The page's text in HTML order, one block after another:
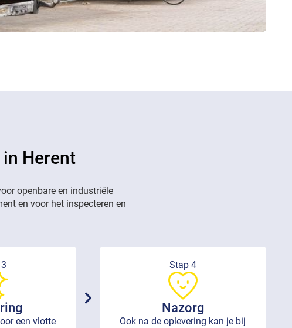
Herent
openbare en industriële
en voor het inspecteren en
een vlotte
Stap 4
Nazorg
Ook na de oplevering kan je bij